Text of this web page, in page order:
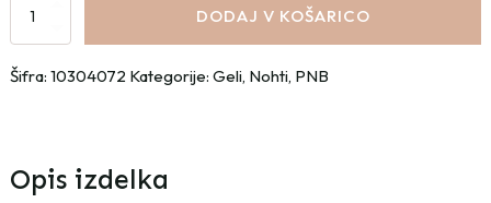
BIAB
4v1
-
Jolie
DODAJ V KOŠARICO
Šifra: 10304072 Kategorije: Geli, Nohti, PNB
Opis izdelka